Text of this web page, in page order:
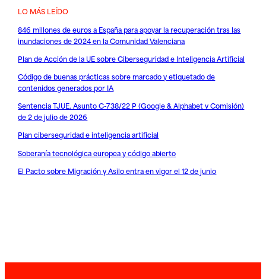
LO MÁS LEÍDO
846 millones de euros a España para apoyar la recuperación tras las
inundaciones de 2024 en la Comunidad Valenciana
Plan de Acción de la UE sobre Ciberseguridad e Inteligencia Artificial
Código de buenas prácticas sobre marcado y etiquetado de
contenidos generados por IA
Sentencia TJUE. Asunto C-738/22 P (Google & Alphabet v Comisión)
de 2 de julio de 2026
Plan ciberseguridad e inteligencia artificial
Soberanía tecnológica europea y código abierto
El Pacto sobre Migración y Asilo entra en vigor el 12 de junio